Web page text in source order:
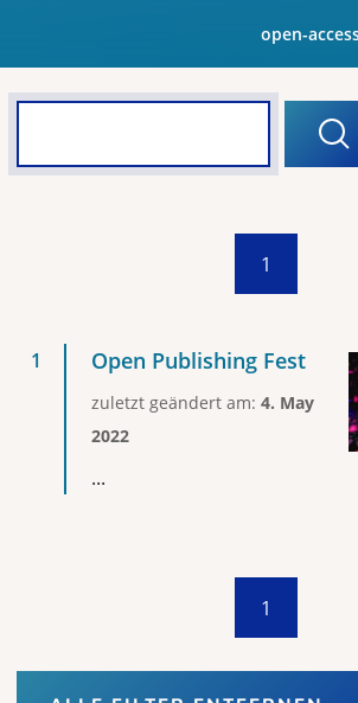
open-
1
Open Publishing Fest
zuletzt geändert am: 4. May
2022
...
1